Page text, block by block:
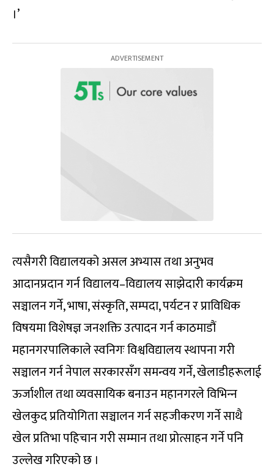
।’
त्यसैगरी विद्यालयको असल अभ्यास तथा अनुभव
आदानप्रदान गर्न विद्यालय–विद्यालय साझेदारी कार्यक्रम
सञ्चालन गर्ने, भाषा, संस्कृति, सम्पदा, पर्यटन र प्राविधिक
विषयमा विशेषज्ञ जनशक्ति उत्पादन गर्न काठमाडौं
महानगरपालिकाले स्वनिगः विश्वविद्यालय स्थापना गरी
सञ्चालन गर्न नेपाल सरकारसँग समन्वय गर्ने, खेलाडीहरूलाई
ऊर्जाशील तथा व्यवसायिक बनाउन महानगरले विभिन्‍न
खेलकुद प्रतियोगिता सञ्चालन गर्न सहजीकरण गर्ने साथै
खेल प्रतिभा पहिचान गरी सम्मान तथा प्रोत्साहन गर्ने पनि
उल्लेख गरिएको छ ।